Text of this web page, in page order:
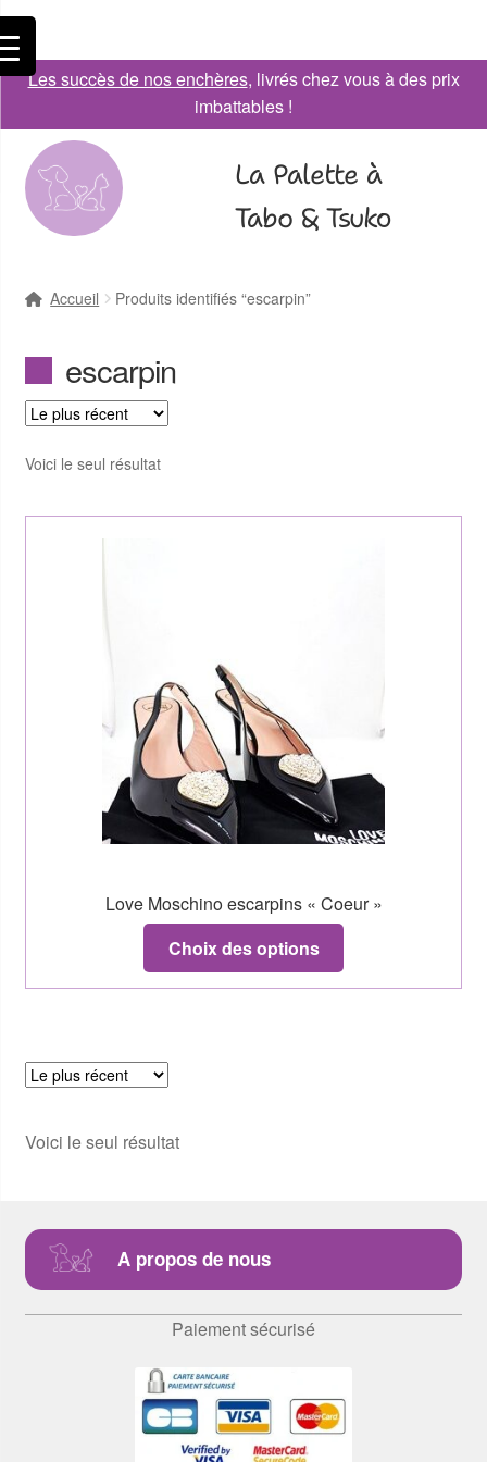
Les succès de nos enchères, livrés chez vous à des prix
imbattables !
La Palette à
Tabo & Tsuko
Accueil Produits identifiés “escarpin”
escarpin
Voici le seul résultat
Love Moschino escarpins « Coeur »
Choix des options
Voici le seul résultat
A propos de nous
Paiement sécurisé